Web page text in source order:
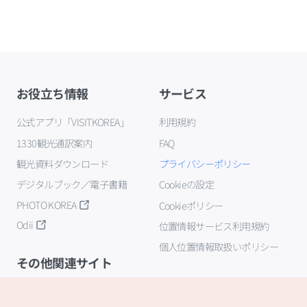
お役立ち情報
公式アプリ「VISITKOREA」
1330観光通訳案内
観光資料ダウンロード
デジタルブック／電子書籍
PHOTO KOREA
Odii
サービス
利用規約
FAQ
プライバシーポリシー
Cookieの設定
Cookieポリシー
位置情報サービス利用規約
個人位置情報取扱いポリシー
その他関連サイト